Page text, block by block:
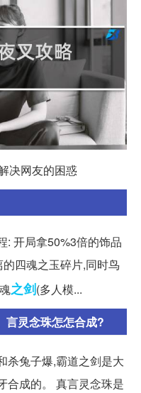
决网友的困惑
: 开局拿50%3倍的饰品
四魂之玉碎片,同时鸟
之剑(多人模...
言灵念珠怎怎合成?
杀兔子爆,霸道之剑是大
合成的。 真言灵念珠是